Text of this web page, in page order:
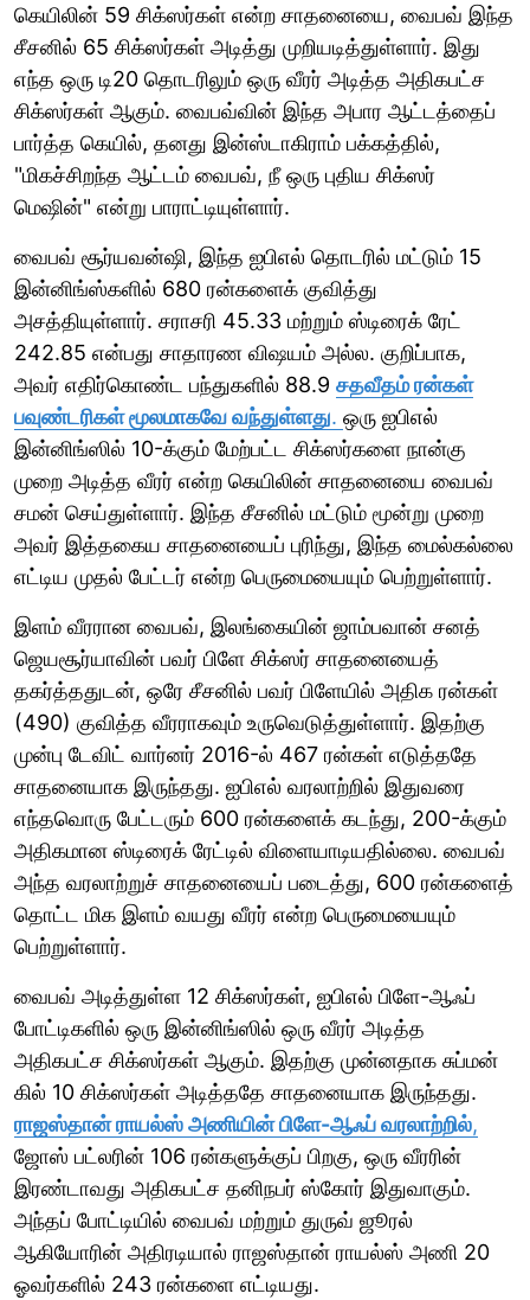
கெயிலின் 59 சிக்ஸர்கள் என்ற சாதனையை, வைபவ் இந்த
சீசனில் 65 சிக்ஸர்கள் அடித்து முறியடித்துள்ளார். இது
எந்த ஒரு டி20 தொடரிலும் ஒரு வீரர் அடித்த அதிகபட்ச
சிக்ஸர்கள் ஆகும். வைபவ்வின் இந்த அபார ஆட்டத்தைப்
பார்த்த கெயில், தனது இன்ஸ்டாகிராம் பக்கத்தில்,
"மிகச்சிறந்த ஆட்டம் வைபவ், நீ ஒரு புதிய சிக்ஸர்
மெஷின்" என்று பாராட்டியுள்ளார்.
வைபவ் சூர்யவன்ஷி, இந்த ஐபிஎல் தொடரில் மட்டும் 15
இன்னிங்ஸ்களில் 680 ரன்களைக் குவித்து
அசத்தியுள்ளார். சராசரி 45.33 மற்றும் ஸ்டிரைக் ரேட்
242.85 என்பது சாதாரண விஷயம் அல்ல. குறிப்பாக,
அவர் எதிர்கொண்ட பந்துகளில் 88.9 சதவீதம் ரன்கள்
பவுண்டரிகள் மூலமாகவே வந்துள்ளது. ஒரு ஐபிஎல்
இன்னிங்ஸில் 10-க்கும் மேற்பட்ட சிக்ஸர்களை நான்கு
முறை அடித்த வீரர் என்ற கெயிலின் சாதனையை வைபவ்
சமன் செய்துள்ளார். இந்த சீசனில் மட்டும் மூன்று முறை
அவர் இத்தகைய சாதனையைப் புரிந்து, இந்த மைல்கல்லை
எட்டிய முதல் பேட்டர் என்ற பெருமையையும் பெற்றுள்ளார்.
இளம் வீரரான வைபவ், இலங்கையின் ஜாம்பவான் சனத்
ஜெயசூர்யாவின் பவர் பிளே சிக்ஸர் சாதனையைத்
தகர்த்ததுடன், ஒரே சீசனில் பவர் பிளேயில் அதிக ரன்கள்
(490) குவித்த வீரராகவும் உருவெடுத்துள்ளார். இதற்கு
முன்பு டேவிட் வார்னர் 2016-ல் 467 ரன்கள் எடுத்ததே
சாதனையாக இருந்தது. ஐபிஎல் வரலாற்றில் இதுவரை
எந்தவொரு பேட்டரும் 600 ரன்களைக் கடந்து, 200-க்கும்
அதிகமான ஸ்டிரைக் ரேட்டில் விளையாடியதில்லை. வைபவ்
அந்த வரலாற்றுச் சாதனையைப் படைத்து, 600 ரன்களைத்
தொட்ட மிக இளம் வயது வீரர் என்ற பெருமையையும்
பெற்றுள்ளார்.
வைபவ் அடித்துள்ள 12 சிக்ஸர்கள், ஐபிஎல் பிளே-ஆஃப்
போட்டிகளில் ஒரு இன்னிங்ஸில் ஒரு வீரர் அடித்த
அதிகபட்ச சிக்ஸர்கள் ஆகும். இதற்கு முன்னதாக சுப்மன்
கில் 10 சிக்ஸர்கள் அடித்ததே சாதனையாக இருந்தது.
ராஜஸ்தான் ராயல்ஸ் அணியின் பிளே-ஆஃப் வரலாற்றில்,
ஜோஸ் பட்லரின் 106 ரன்களுக்குப் பிறகு, ஒரு வீரரின்
இரண்டாவது அதிகபட்ச தனிநபர் ஸ்கோர் இதுவாகும்.
அந்தப் போட்டியில் வைபவ் மற்றும் துருவ் ஜூரல்
ஆகியோரின் அதிரடியால் ராஜஸ்தான் ராயல்ஸ் அணி 20
ஓவர்களில் 243 ரன்களை எட்டியது.